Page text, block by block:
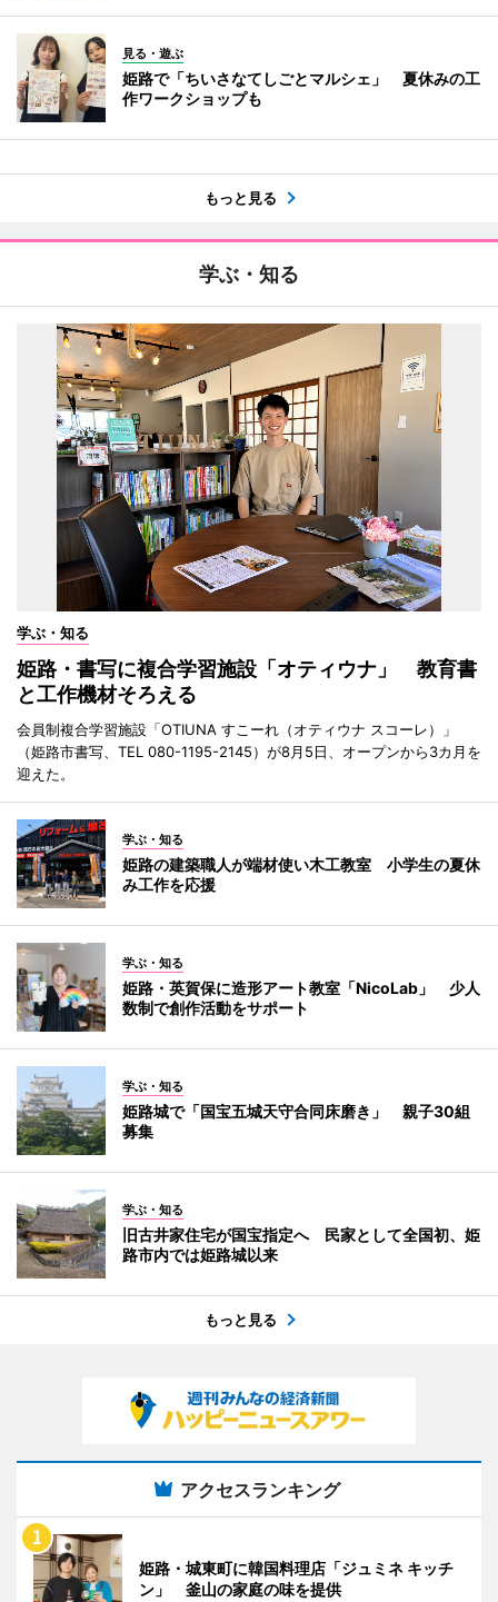
見る・遊ぶ
姫路で「ちいさなてしごとマルシェ」 夏休みの工
作ワークショップも
もっと見る
学ぶ・知る
学ぶ・知る
姫路・書写に複合学習施設「オティウナ」 教育書
と工作機材そろえる
会員制複合学習施設「OTIUNA すこーれ（オティウナ スコーレ）」
（姫路市書写、TEL 080-1195-2145）が8月5日、オープンから3カ月を
迎えた。
学ぶ・知る
姫路の建築職人が端材使い木工教室 小学生の夏休
み工作を応援
学ぶ・知る
姫路・英賀保に造形アート教室「NicoLab」 少人
数制で創作活動をサポート
学ぶ・知る
姫路城で「国宝五城天守合同床磨き」 親子30組
募集
学ぶ・知る
旧古井家住宅が国宝指定へ 民家として全国初、姫
路市内では姫路城以来
もっと見る
アクセスランキング
姫路・城東町に韓国料理店「ジュミネ キッチ
ン」 釜山の家庭の味を提供